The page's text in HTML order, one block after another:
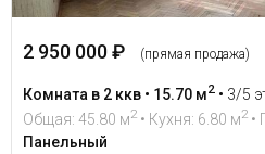
2 950 000 ₽ (прямая продажа)
Комната в 2 ккв • 15.70 м2 • 3/5
Общая: 45.80 м2 • Кухня: 6.80 м2 •
Панельный